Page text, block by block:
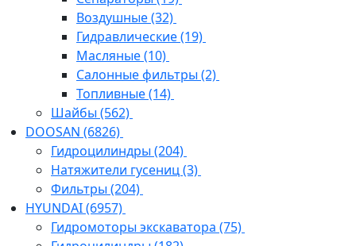
Воздушные(32)
Гидравлические(19)
Масляные(10)
Салонные фильтры (2)
Топливные(14)
Шайбы (562)
DOOSAN (6826)
Гидроцилиндры (204)
Натяжители гусениц(3)
Фильтры (204)
HYUNDAI(6957)
Гидромоторы экскаватора (75)